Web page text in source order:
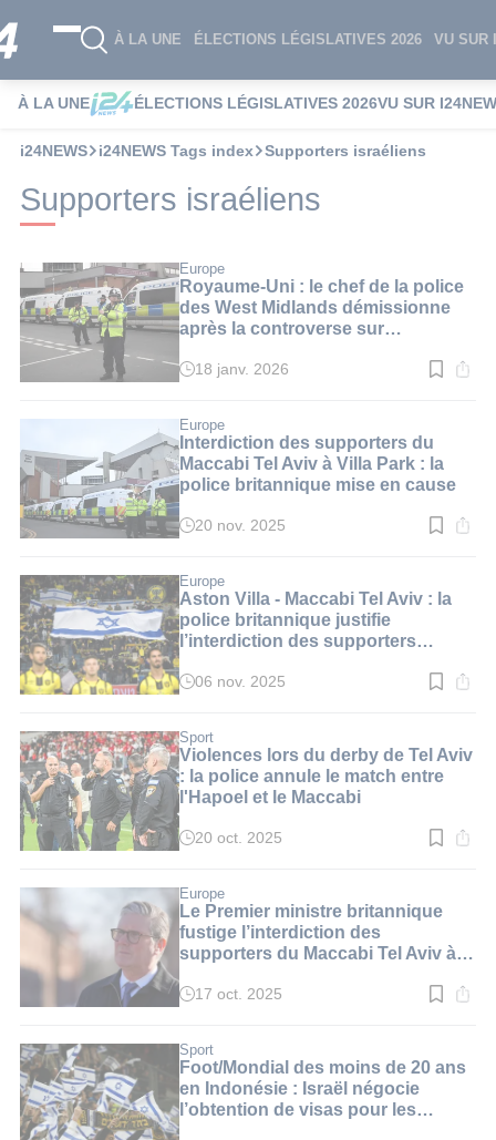
À LA UNE ÉLECTIONS LÉGISLATIVES 2026 VU SUR
À LA UNE ÉLECTIONS LÉGISLATIVES 2026VU SUR
i24NEWS i24NEWS Tags index Supporters israéliens
Supporters israéliens
Europe
Royaume-Uni : le chef de la police
des West Midlands démissionne
après la controverse sur
israéliens
Temps
:
4
min.
18 janv. 2026
Europe
Interdiction des supporters du
Maccabi Tel Aviv à Villa Park : la
police britannique mise en cause
Temps
:
4
min.
20 nov. 2025
Europe
Aston Villa - Maccabi Tel Aviv : la
police britannique justifie
l’interdiction des supporters
Temps
:
3
min.
06 nov. 2025
Sport
Violences lors du derby de Tel Aviv
: la police annule le match entre
l'Hapoel et le Maccabi
Temps
:
3
min.
20 oct. 2025
Europe
Le Premier ministre britannique
fustige l’interdiction des
supporters du Maccabi Tel Aviv à
Temps
:
3
min.
17 oct. 2025
Sport
Foot/Mondial des moins de 20 ans
en Indonésie : Israël négocie
l’obtention de visas pour les